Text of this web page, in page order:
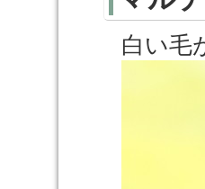
白い毛